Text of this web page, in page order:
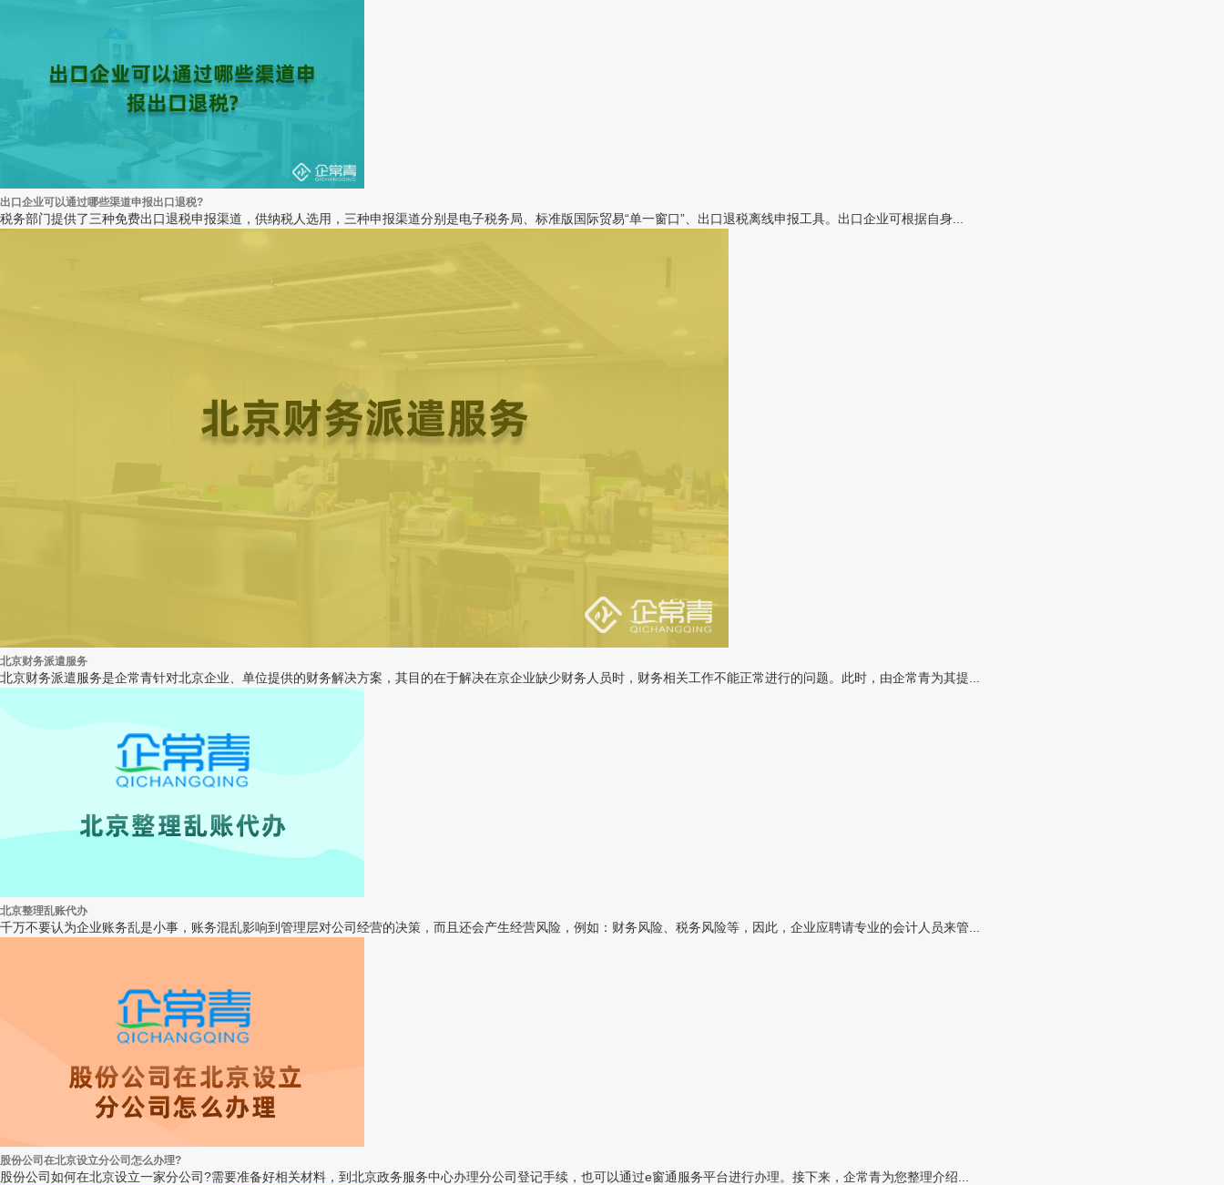
出口企业可以通过哪些渠道申报出口退税?
税务部门提供了三种免费出口退税申报渠道，供纳税人选用，三种申报渠道分别是电子税务局、标准版国际贸易“单一窗口”、出口退税离线申报工具。出口企业可根据自身...
北京财务派遣服务
北京财务派遣服务是企常青针对北京企业、单位提供的财务解决方案，其目的在于解决在京企业缺少财务人员时，财务相关工作不能正常进行的问题。此时，由企常青为其提...
北京整理乱账代办
千万不要认为企业账务乱是小事，账务混乱影响到管理层对公司经营的决策，而且还会产生经营风险，例如：财务风险、税务风险等，因此，企业应聘请专业的会计人员来管...
股份公司在北京设立分公司怎么办理?
股份公司如何在北京设立一家分公司?需要准备好相关材料，到北京政务服务中心办理分公司登记手续，也可以通过e窗通服务平台进行办理。接下来，企常青为您整理介绍...